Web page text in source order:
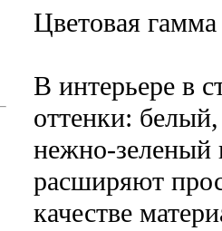
Цветовая
В интерьере в
оттенки:
нежно-зеленый
расширяют
качестве